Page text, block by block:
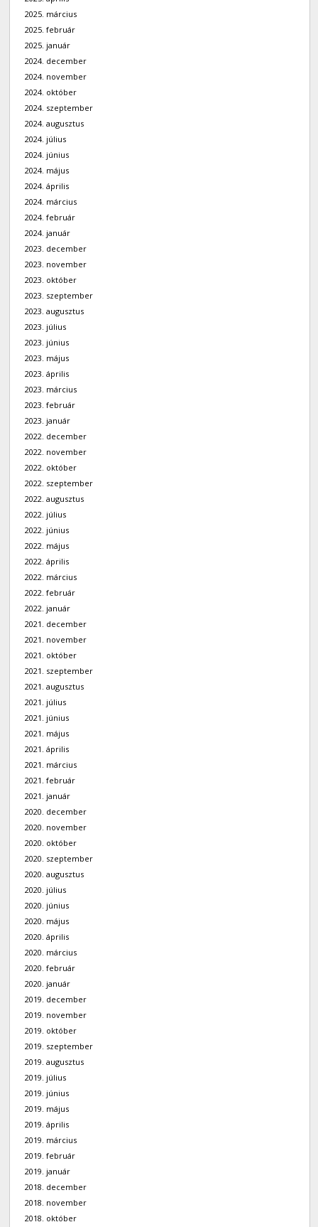
2025. március
2025. február
2025. január
2024. december
2024. november
2024. október
2024. szeptember
2024. augusztus
2024. július
2024. június
2024. május
2024. április
2024. március
2024. február
2024. január
2023. december
2023. november
2023. október
2023. szeptember
2023. augusztus
2023. július
2023. június
2023. május
2023. április
2023. március
2023. február
2023. január
2022. december
2022. november
2022. október
2022. szeptember
2022. augusztus
2022. július
2022. június
2022. május
2022. április
2022. március
2022. február
2022. január
2021. december
2021. november
2021. október
2021. szeptember
2021. augusztus
2021. július
2021. június
2021. május
2021. április
2021. március
2021. február
2021. január
2020. december
2020. november
2020. október
2020. szeptember
2020. augusztus
2020. július
2020. június
2020. május
2020. április
2020. március
2020. február
2020. január
2019. december
2019. november
2019. október
2019. szeptember
2019. augusztus
2019. július
2019. június
2019. május
2019. április
2019. március
2019. február
2019. január
2018. december
2018. november
2018. október